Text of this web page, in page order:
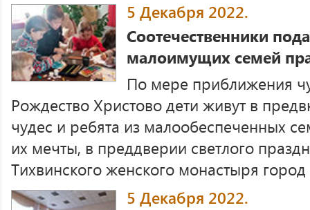
5 Декабря 2022.
Соотечественники
малоимущих семей
По мере приближения
Рождество Христово дети живут в
чудес и ребята из малообеспеченных
их мечты, в преддверии светлого
Тихвинского женского монастыря город
5 Декабря 2022.